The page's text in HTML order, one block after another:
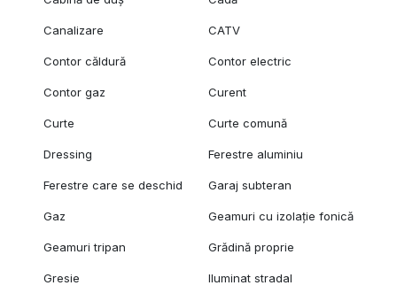
Canalizare CATV
Contor căldură Contor electric
Contor gaz Curent
Curte Curte comună
Dressing Ferestre aluminiu
Ferestre care se deschid Garaj subteran
Gaz Geamuri cu izolație fonică
Geamuri tripan Grădină proprie
Gresie Iluminat stradal